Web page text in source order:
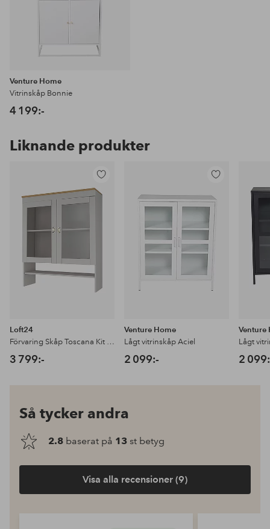
Venture Home
Vitrinskåp Bonnie
4 199:-
Liknande produkter
Lägg
till
Loft24
Förvaring Skåp Toscana Kit Top
3 799:-
till
i
favoriter
Venture Home
Lågt vitrinskåp Aciel
2 099:-
Venture
Lågt
2
Så tycker andra
2.8 baserat på 13 st betyg
Visa alla recensioner (9)